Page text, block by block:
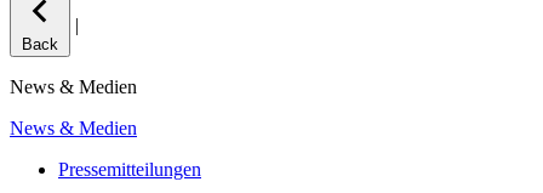
Back
|
News & Medien
News & Medien
Pressemitteilungen